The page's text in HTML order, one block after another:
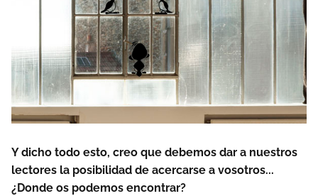
Y dicho todo esto, creo que debemos dar a nuestros
lectores la posibilidad de acercarse a vosotros...
¿Donde os podemos encontrar?